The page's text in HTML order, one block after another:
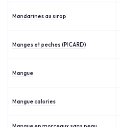
Mandarines au sirop
Manges et peches (PICARD)
Mangue
Mangue calories